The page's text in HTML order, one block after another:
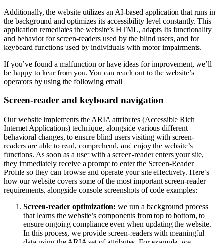
Additionally, the website utilizes an AI-based application that runs in
the background and optimizes its accessibility level constantly. This
application remediates the website’s HTML, adapts Its functionality
and behavior for screen-readers used by the blind users, and for
keyboard functions used by individuals with motor impairments.
If you’ve found a malfunction or have ideas for improvement, we’ll
be happy to hear from you. You can reach out to the website’s
operators by using the following email
Screen-reader and keyboard navigation
Our website implements the ARIA attributes (Accessible Rich
Internet Applications) technique, alongside various different
behavioral changes, to ensure blind users visiting with screen-
readers are able to read, comprehend, and enjoy the website’s
functions. As soon as a user with a screen-reader enters your site,
they immediately receive a prompt to enter the Screen-Reader
Profile so they can browse and operate your site effectively. Here’s
how our website covers some of the most important screen-reader
requirements, alongside console screenshots of code examples:
Screen-reader optimization: we run a background process
that learns the website’s components from top to bottom, to
ensure ongoing compliance even when updating the website.
In this process, we provide screen-readers with meaningful